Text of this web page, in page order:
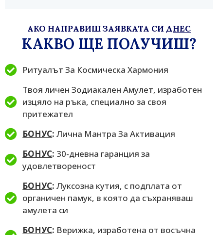
АКО НАПРАВИШ ЗАЯВКАТА СИ ДНЕС
КАКВО ЩЕ ПОЛУЧИШ?
Ритуалът За Космическа Хармония
Твоя личен Зодиакален Амулет, изработен
изцяло на ръка, специално за своя
притежател
БОНУС:Лична Мантра За Активация
БОНУС: 30-дневна гаранция за
удовлетвореност
БОНУС:Луксозна кутия, с подплата от
органичен памук, в която да съхраняваш
амулета си
БОНУС: Верижка, изработена от восъчна